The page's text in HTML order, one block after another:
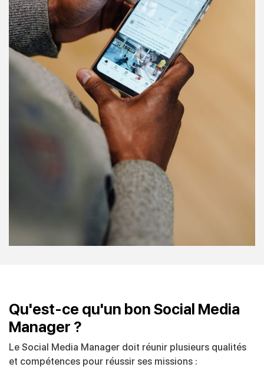
Qu'est-ce qu'un bon Social Media
Manager ?
Le Social Media Manager doit réunir plusieurs qualités
et compétences pour réussir ses missions :